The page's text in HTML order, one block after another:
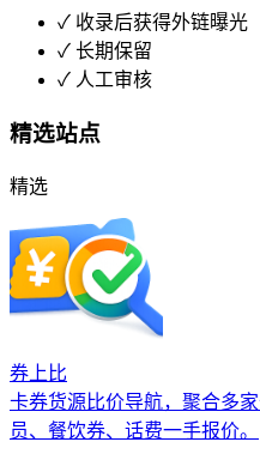
✓ 收录后获得外链曝光
✓ 长期保留
✓ 人工审核
精选站点
精选
券上比
卡券货源比价导航，聚合多
员、餐饮券、话费一手报价。